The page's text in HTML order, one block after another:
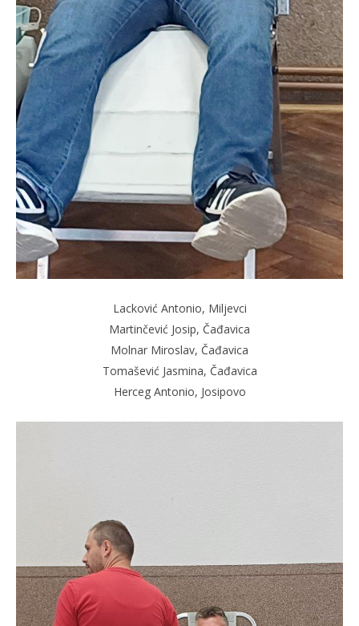
Lacković Antonio, Miljevci
Martinčević Josip, Čađavica
Molnar Miroslav, Čađavica
Tomašević Jasmina, Čađavica
Herceg Antonio, Josipovo